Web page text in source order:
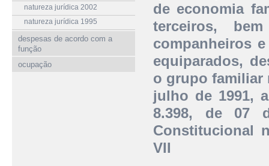
natureza jurídica 2002
natureza jurídica 1995
despesas de acordo com a
função
ocupação
de economia
terceiros,
companheiros
equiparados,
o grupo familiar
julho de 1991,
8.398, de 07
Constitucional
VII